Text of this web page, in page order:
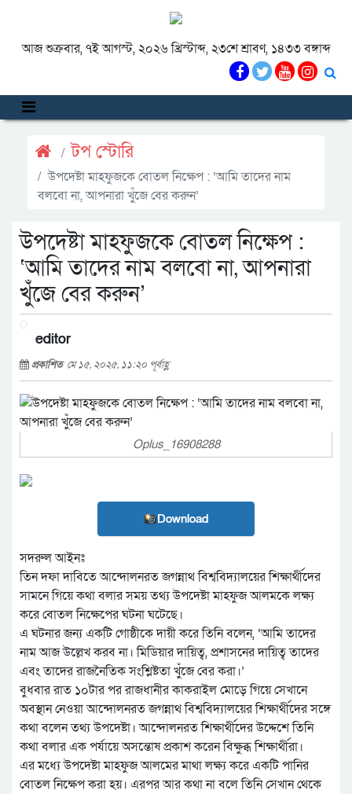
আজ শুক্রবার, ৭ই আগস্ট, ২০২৬ খ্রিস্টাব্দ, ২৩শে শ্রাবণ, ১৪৩৩ বঙ্গাব্দ
টপ স্টোরি
উপদেষ্টা মাহফুজকে বোতল নিক্ষেপ : ‘আমি তাদের নাম
বলবো না, আপনারা খুঁজে বের করুন’
উপদেষ্টা মাহফুজকে বোতল নিক্ষেপ :
‘আমি তাদের নাম বলবো না, আপনারা
খুঁজে বের করুন’
editor
প্রকাশিত মে ১৫, ২০২৫, ১১:২০ পূর্বাহ্ণ
Oplus_16908288
Download
সদরুল আইনঃ
তিন দফা দাবিতে আন্দোলনরত জগন্নাথ বিশ্ববিদ্যালয়ের শিক্ষার্থীদের
সামনে গিয়ে কথা বলার সময় তথ্য উপদেষ্টা মাহফুজ আলমকে লক্ষ্য
করে বোতল নিক্ষেপের ঘটনা ঘটেছে।
এ ঘটনার জন্য একটি গোষ্ঠীকে দায়ী করে তিনি বলেন, ‘আমি তাদের
নাম আজ উল্লেখ করব না। মিডিয়ার দায়িত্ব, প্রশাসনের দায়িত্ব তাদের
এবং তাদের রাজনৈতিক সংশ্লিষ্টতা খুঁজে বের করা।’
বুধবার রাত ১০টার পর রাজধানীর কাকরাইল মোড়ে গিয়ে সেখানে
অবস্থান নেওয়া আন্দোলনরত জগন্নাথ বিশ্ববিদ্যালয়ের শিক্ষার্থীদের সঙ্গে
কথা বলেন তথ্য উপদেষ্টা। আন্দোলনরত শিক্ষার্থীদের উদ্দেশে তিনি
কথা বলার এক পর্যায়ে অসন্তোষ প্রকাশ করেন বিক্ষুব্ধ শিক্ষার্থীরা।
এর মধ্যে উপদেষ্টা মাহফুজ আলমের মাথা লক্ষ্য করে একটি পানির
বোতল নিক্ষেপ করা হয়। এরপর আর কথা না বলে তিনি সেখান থেকে